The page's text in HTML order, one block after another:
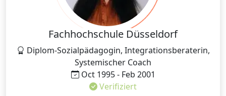
Fachhochschule Düsseldorf
Diplom-Sozialpädagogin, Integrationsberaterin,
Systemischer Coach
Oct 1995 - Feb 2001
Verifiziert